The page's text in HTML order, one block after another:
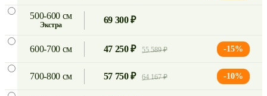
500-600 см
экстра 69 300 ₽
600-700 см 47 250 ₽ 55 589 ₽ -15%
700-800 см 57 750 ₽ 64 167 ₽ -10%